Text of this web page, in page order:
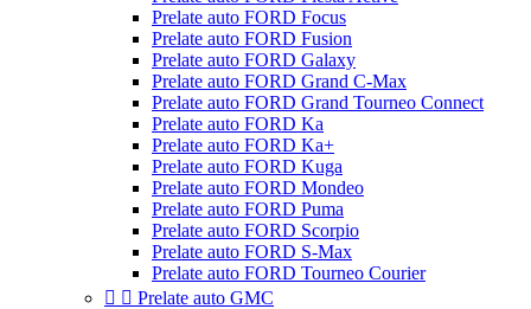
Prelate auto FORD Focus
Prelate auto FORD Fusion
Prelate auto FORD Galaxy
Prelate auto FORD Grand C-Max
Prelate auto FORD Grand Tourneo Connect
Prelate auto FORD Ka
Prelate auto FORD Ka+
Prelate auto FORD Kuga
Prelate auto FORD Mondeo
Prelate auto FORD Puma
Prelate auto FORD Scorpio
Prelate auto FORD S-Max
Prelate auto FORD Tourneo Courier
  Prelate auto GMC